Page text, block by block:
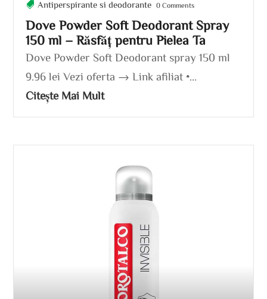
Dove Powder Soft Deodorant Spray
150 ml – Răsfăț pentru Pielea Ta
Antiperspirante si deodorante 0 Comments
Dove Powder Soft Deodorant spray 150 ml
9.96 lei Vezi oferta → Link afiliat •...
Citește Mai Mult